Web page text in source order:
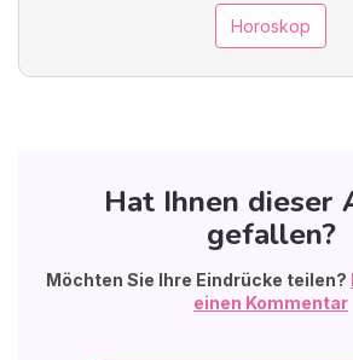
Horoskop
Hat Ihnen dieser
gefallen?
Möchten Sie Ihre Eindrücke teilen?
einen Kommentar